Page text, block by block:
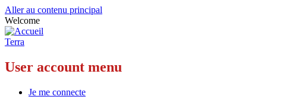
Aller au contenu principal
Welcome
Terra
User account menu
Je me connecte